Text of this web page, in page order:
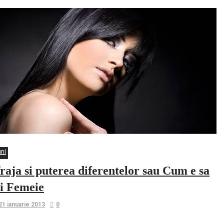
si puterea diferentelor sau Cum e sa
Femeie
ianuarie 2013 0